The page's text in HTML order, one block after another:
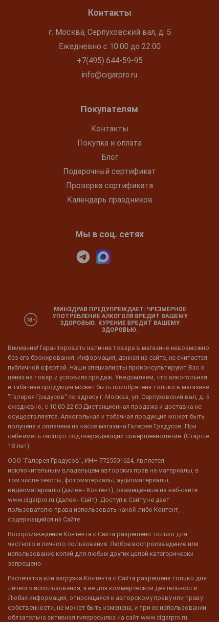
Контакты
г. Москва, Серпуховский вал, д. 5
Ежедневно с 10:00 до 22:00
+7(495) 644-59-95
info@cigarpro.ru
Покупателям
Контакты
Покупка и оплата
Блог
Подарочный сертификат
Проверка сертификата
Календарь праздников
Мы в соц. сетях
МИНЗДРАВ ПРЕДУПРЕЖДАЕТ: ЧРЕЗМЕРНОЕ
УПОТРЕБЛЕНИЕ АЛКОГОЛЯ ВРЕДИТ ВАШЕМУ
ЗДОРОВЬЮ. КУРЕНИЕ ВРЕДИТ ВАШЕМУ
ЗДОРОВЬЮ.
Внимание! Гарантировать наличие товара в магазине невозможно
без его бронирования. Информация, данная на сайте, не считается
публичной офертой. Наши специалисты проконсультируют Вас о
ценах на товар и условиях продаж. Уведомляем, что алкогольная
и табачная продукция может быть приобретена только в магазине
"Галерея Градусов" по адресу г. Москва, ул. Серпуховский вал, д. 5
ежедневно, с 10:00-22:00 Дистанционная продажа и доставка не
осуществляется. Алкогольная и табачная продукция может быть
получена и оплачена на кассе магазина Галерея Градусов. При
себе иметь паспорт подтверждающий совершеннолетие. (Старше
18 лет)
ООО "Галерея Градусов", ИНН 7725501624, является
исключительным владельцем авторских прав на материалы, в
том числе тексты, фотоматериалы, аудиоматериалы,
видеоматериалы (далее - Контент), размещенные на веб-сайте
www.cigarpro.ru (далее - Сайт). Доступ к Сайту не дает
пользователю права использовать какой-либо Контент,
содержащийся на Сайте.
Воспроизведение Контента с Сайта разрешено только для
частного и личного пользования. Любое воспроизведение или
использование копий для любых других целей категорически
запрещено.
Распечатка или загрузка Контента с Сайта разрешена только для
личного использования, а не для коммерческой деятельности.
Любая информация, относящаяся к авторскому праву или праву
собственности, не может быть изменена, и при ее использовании
обязательна активная гиперссылка на сайт www.cigarpro.ru